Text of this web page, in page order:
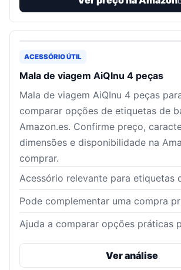
ACESSÓRIO ÚTIL
Mala de viagem AiQInu 4 peças
Mala de viagem AiQInu 4 peças
comparar opções de etiquetas de
Amazon.es. Confirme preço,
dimensões e disponibilidade na
comprar.
Acessório relevante para etiquetas
Pode complementar uma compra
Ajuda a comparar opções práticas
Ver análise